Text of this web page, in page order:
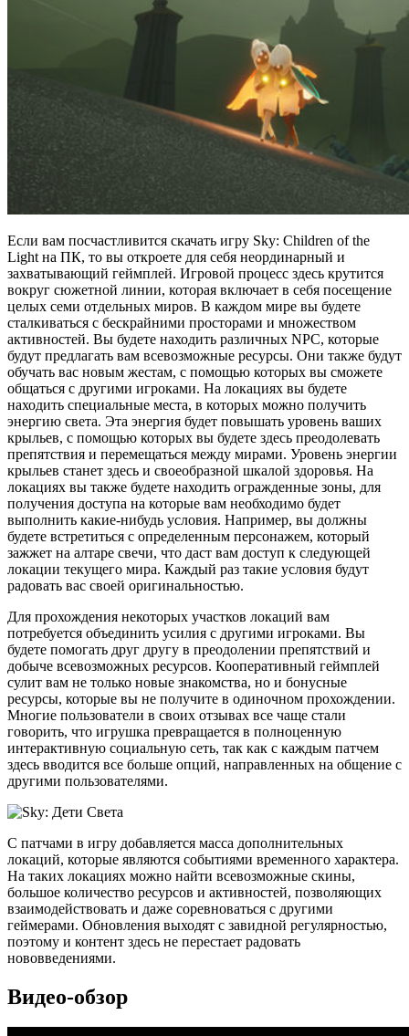
Если вам посчастливится скачать игру Sky: Children of the
Light на ПК, то вы откроете для себя неординарный и
захватывающий геймплей. Игровой процесс здесь крутится
вокруг сюжетной линии, которая включает в себя посещение
целых семи отдельных миров. В каждом мире вы будете
сталкиваться с бескрайними просторами и множеством
активностей. Вы будете находить различных NPC, которые
будут предлагать вам всевозможные ресурсы. Они также будут
обучать вас новым жестам, с помощью которых вы сможете
общаться с другими игроками. На локациях вы будете
находить специальные места, в которых можно получить
энергию света. Эта энергия будет повышать уровень ваших
крыльев, с помощью которых вы будете здесь преодолевать
препятствия и перемещаться между мирами. Уровень энергии
крыльев станет здесь и своеобразной шкалой здоровья. На
локациях вы также будете находить огражденные зоны, для
получения доступа на которые вам необходимо будет
выполнить какие-нибудь условия. Например, вы должны
будете встретиться с определенным персонажем, который
зажжет на алтаре свечи, что даст вам доступ к следующей
локации текущего мира. Каждый раз такие условия будут
радовать вас своей оригинальностью.
Для прохождения некоторых участков локаций вам
потребуется объединить усилия с другими игроками. Вы
будете помогать друг другу в преодолении препятствий и
добыче всевозможных ресурсов. Кооперативный геймплей
сулит вам не только новые знакомства, но и бонусные
ресурсы, которые вы не получите в одиночном прохождении.
Многие пользователи в своих отзывах все чаще стали
говорить, что игрушка превращается в полноценную
интерактивную социальную сеть, так как с каждым патчем
здесь вводится все больше опций, направленных на общение с
другими пользователями.
С патчами в игру добавляется масса дополнительных
локаций, которые являются событиями временного характера.
На таких локациях можно найти всевозможные скины,
большое количество ресурсов и активностей, позволяющих
взаимодействовать и даже соревноваться с другими
геймерами. Обновления выходят с завидной регулярностью,
поэтому и контент здесь не перестает радовать
нововведениями.
Видео-обзор